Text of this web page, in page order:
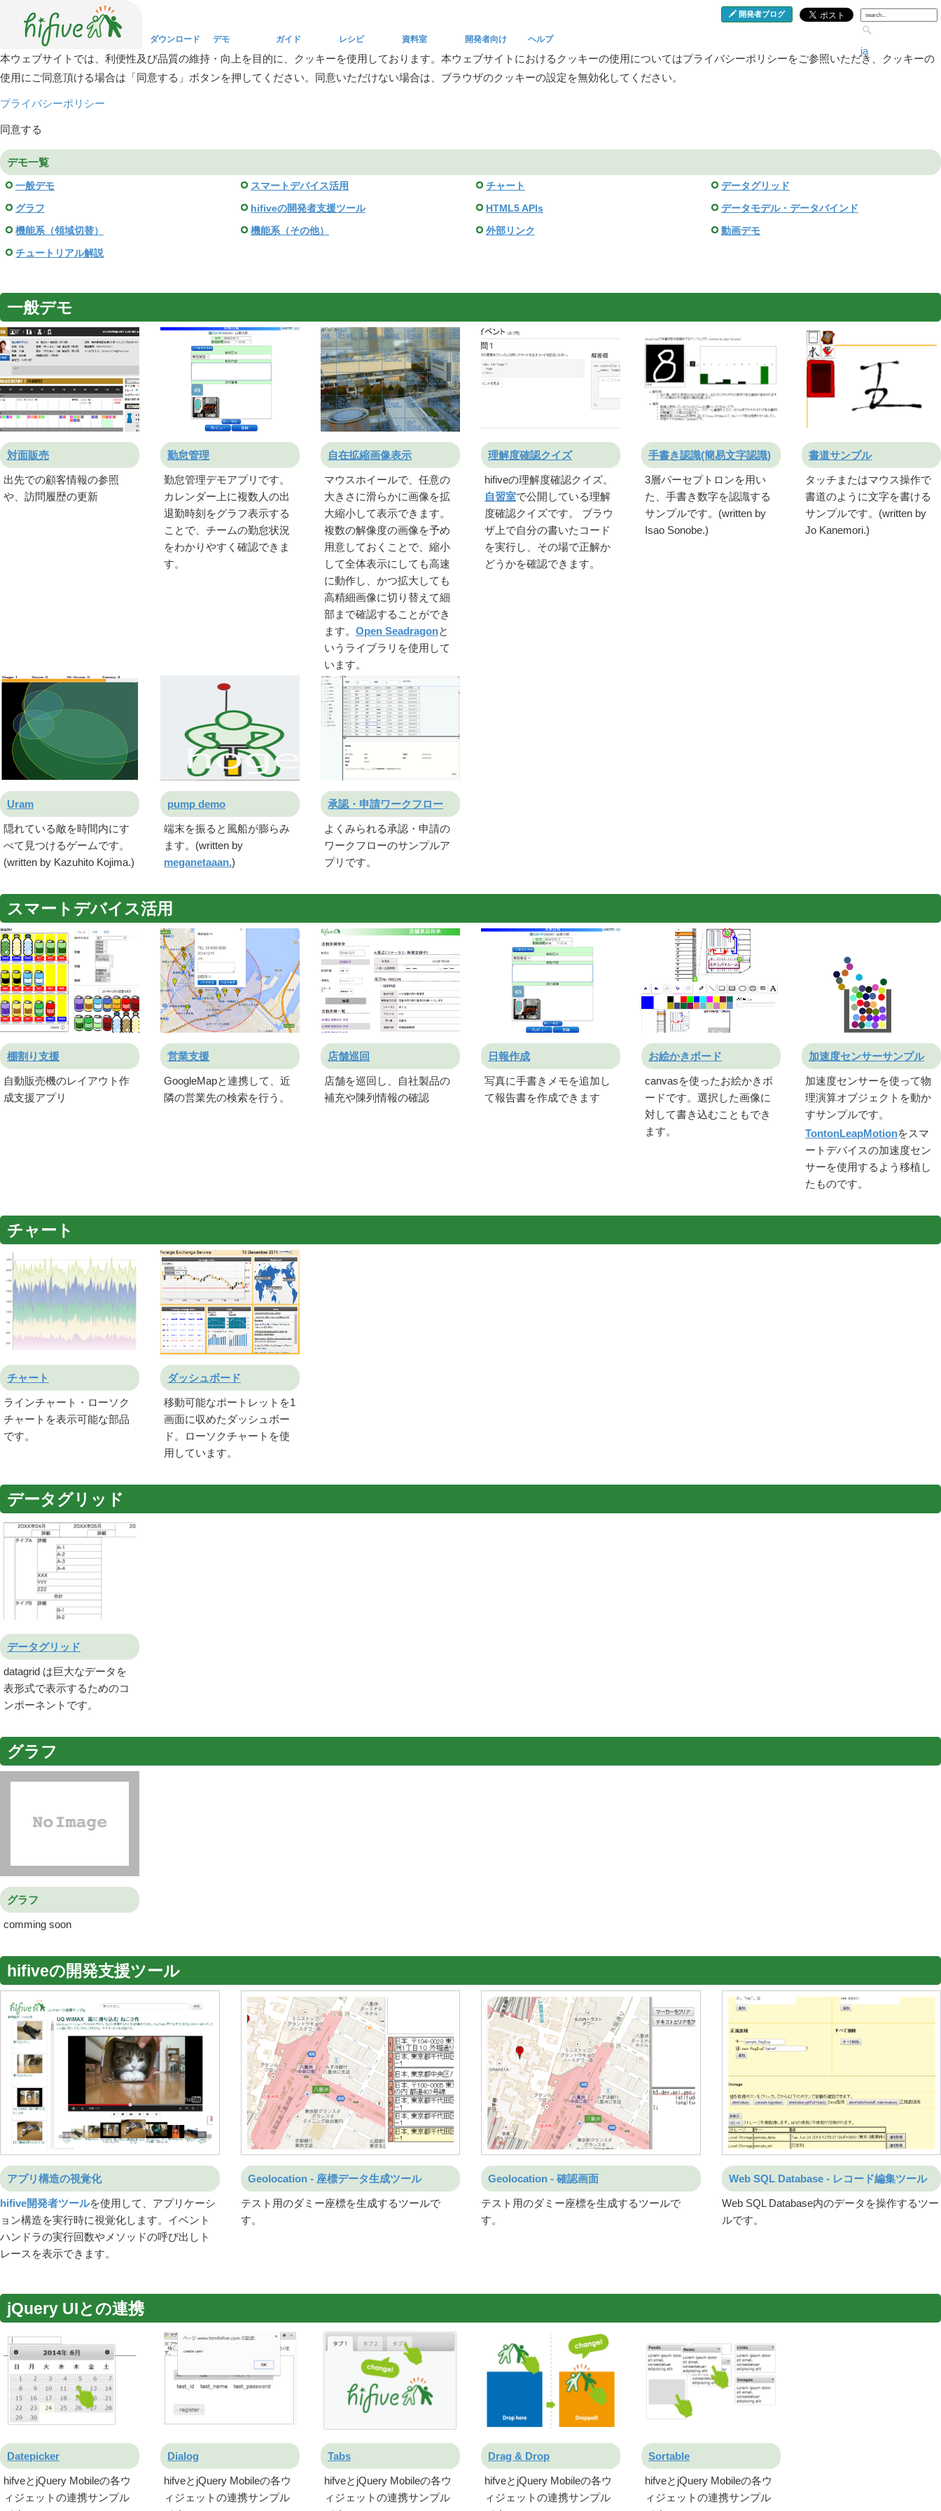
ダウンロード
Download
デモ
Demo
ガイド
Guide
レシピ
Recipe
資料室
Reference
開発者向け
Developers
ヘルプ
Help
開発者ブログ
ja
本ウェブサイトでは、利便性及び品質の維持・向上を目的に、クッキーを使用しております。本ウェブサイトにおけるクッキーの使用についてはプライバシーポリシーをご参照いただき、クッキーの
使用にご同意頂ける場合は「同意する」ボタンを押してください。同意いただけない場合は、ブラウザのクッキーの設定を無効化してください。
プライバシーポリシー
同意する
デモ一覧
一般デモ スマートデバイス活用 チャート データグリッド
グラフ hifiveの開発者支援ツール HTML5 APIs データモデル・データバインド
機能系（領域切替） 機能系（その他） 外部リンク 動画デモ
チュートリアル解説
一般デモ
対面販売
出先での顧客情報の参照
や、訪問履歴の更新
勤怠管理
勤怠管理デモアプリです。
カレンダー上に複数人の出
退勤時刻をグラフ表示する
ことで、チームの勤怠状況
をわかりやすく確認できま
す。
自在拡縮画像表示
マウスホイールで、任意の
大きさに滑らかに画像を拡
大縮小して表示できます。
複数の解像度の画像を予め
用意しておくことで、縮小
して全体表示にしても高速
に動作し、かつ拡大しても
高精細画像に切り替えて細
部まで確認することができ
ます。 Open Seadragonと
いうライブラリを使用して
います。
理解度確認クイズ
hifiveの理解度確認クイズ。
自習室で公開している理解
度確認クイズです。 ブラウ
ザ上で自分の書いたコード
を実行し、その場で正解か
どうかを確認できます。
手書き認識(簡易文字認識)
3層パーセプトロンを用い
た、手書き数字を認識する
サンプルです。(written by
Isao Sonobe.)
書道サンプル
タッチまたはマウス操作で
書道のように文字を書ける
サンプルです。(written by
Jo Kanemori.)
Uram
隠れている敵を時間内にす
べて見つけるゲームです。
(written by Kazuhito Kojima.)
pump demo
端末を振ると風船が膨らみ
ます。(written by
meganetaaan.)
承認・申請ワークフロー
よくみられる承認・申請の
ワークフローのサンプルア
プリです。
スマートデバイス活用
棚割り支援
自動販売機のレイアウト作
成支援アプリ
営業支援
GoogleMapと連携して、近
隣の営業先の検索を行う。
店舗巡回
店舗を巡回し、自社製品の
補充や陳列情報の確認
日報作成
写真に手書きメモを追加し
て報告書を作成できます
お絵かきボード
canvasを使ったお絵かきボ
ードです。選択した画像に
対して書き込むこともでき
ます。
加速度センサーサンプル
加速度センサーを使って物
理演算オブジェクトを動か
すサンプルです。
TontonLeapMotionをスマ
ートデバイスの加速度セン
サーを使用するよう移植し
たものです。
チャート
チャート
ラインチャート・ローソク
チャートを表示可能な部品
です。
ダッシュボード
移動可能なポートレットを1
画面に収めたダッシュボー
ド。ローソクチャートを使
用しています。
データグリッド
データグリッド
datagrid は巨大なデータを
表形式で表示するためのコ
ンポーネントです。
グラフ
グラフ
comming soon
hifiveの開発支援ツール
アプリ構造の視覚化
hifive開発者ツールを使用して、アプリケーシ
ョン構造を実行時に視覚化します。イベント
ハンドラの実行回数やメソッドの呼び出しト
レースを表示できます。
Geolocation - 座標データ生成ツール
テスト用のダミー座標を生成するツールで
す。
Geolocation - 確認画面
テスト用のダミー座標を生成するツールで
す。
Web SQL Database - レコード編集ツール
Web SQL Database内のデータを操作するツー
ルです。
jQuery UIとの連携
Datepicker
hifveとjQuery Mobileの各ウ
ィジェットの連携サンプル
Dialog
hifveとjQuery Mobileの各ウ
ィジェットの連携サンプル
Tabs
hifveとjQuery Mobileの各ウ
ィジェットの連携サンプル
Drag & Drop
hifveとjQuery Mobileの各ウ
ィジェットの連携サンプル
Sortable
hifveとjQuery Mobileの各ウ
ィジェットの連携サンプル